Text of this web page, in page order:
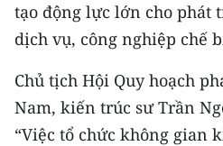
Đồng bằng sông Hồng
Duyên hải Nam Trung Bộ
Nguyên
tạo động lực lớn cho phát
dịch vụ, công nghiệp chế
Chủ tịch Hội Quy hoạch
Nam, kiến trúc sư Trần
“Việc tổ chức không gian